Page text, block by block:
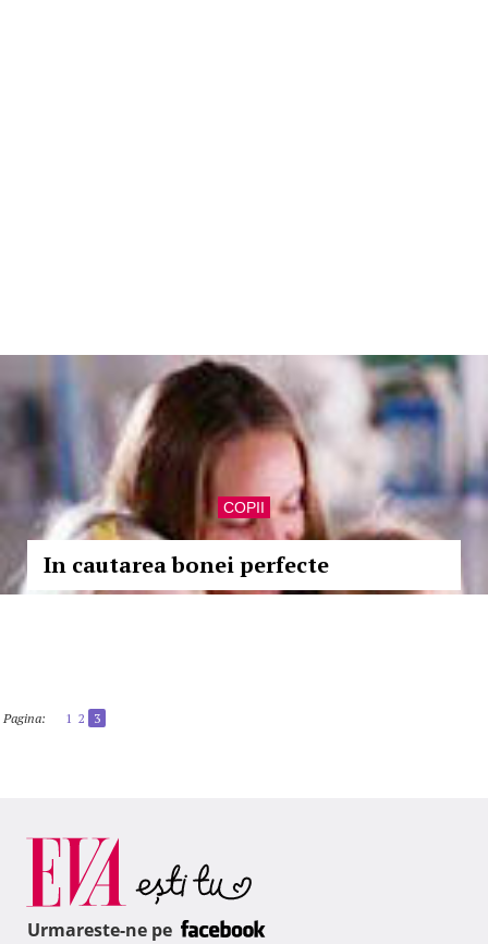
COPII
In cautarea bonei perfecte
Pagina: 1 2 3
Urmareste-ne pe